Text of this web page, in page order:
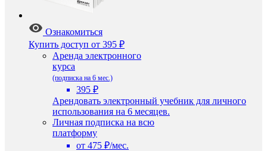
Ознакомиться
Купить доступ от 395 ₽
Аренда электронного
курса
(подписка на 6 мес.)
395 ₽
Арендовать электронный учебник для личного
использования на 6 месяцев.
Личная подписка на всю
платформу
от 475 ₽/мес.